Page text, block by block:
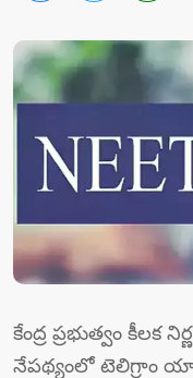
కేంద్ర ప్రభుత్వం కీల‌క
నేప‌థ్యంలో టెలిగ్రాం